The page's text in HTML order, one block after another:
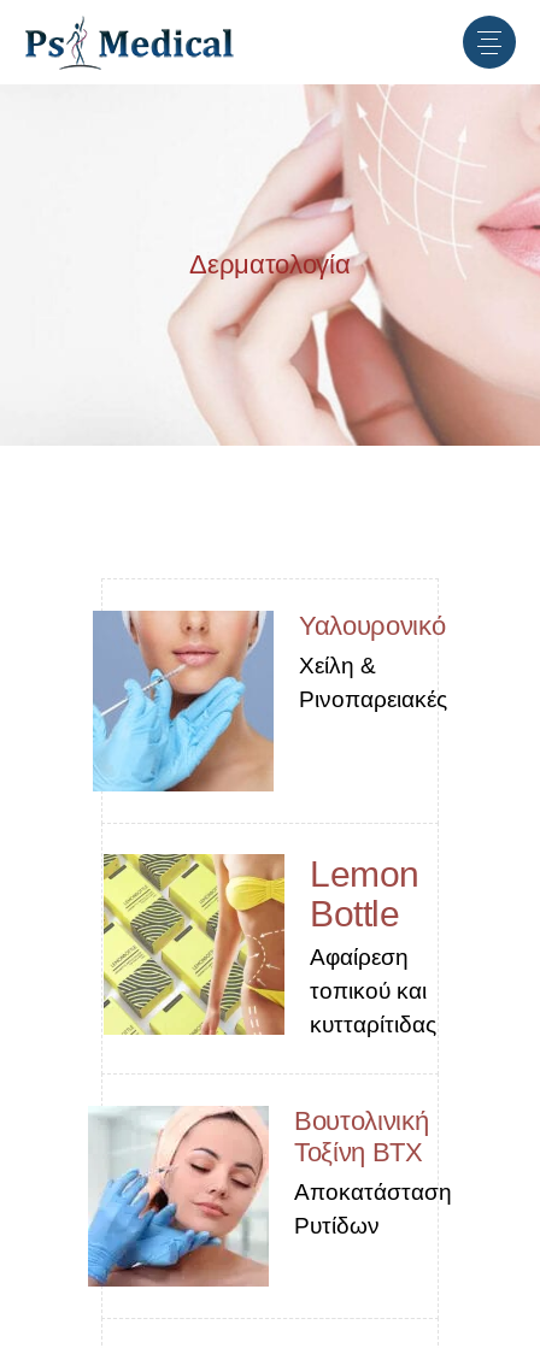
Δερματολογία
Υαλουρονικό
Χείλη &
Ρινοπαρειακές
Lemon
Bottle
Αφαίρεση
τοπικού και
κυτταρίτιδας
Βουτολινική
Τοξίνη BTX
Αποκατάσταση
Ρυτίδων